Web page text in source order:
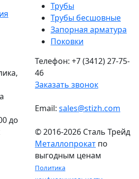
Трубы
Трубы бесшовные
Запорная арматура
Поковки
до
Телефон: +7 (3412) 27-75-
46
Заказать звонок
Email: sales@stizh.com
© 2016-2026 Сталь Трейд
Металлопрокат по
выгодным ценам
Политика